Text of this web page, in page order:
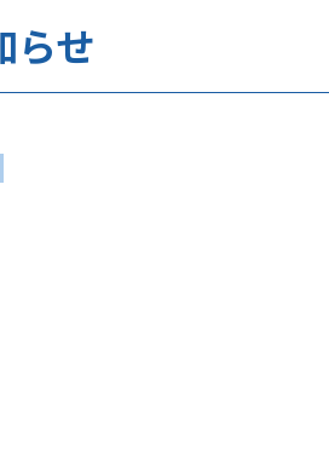
らせ